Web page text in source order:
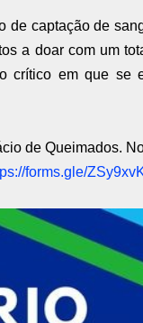
de captação de
a doar com um
crítico em que se
de Queimados.
forms.gle/